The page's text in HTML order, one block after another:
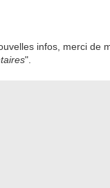
infos, merci de
".